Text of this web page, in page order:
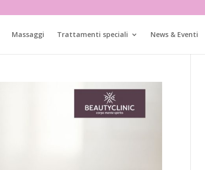
Massaggi Trattamenti speciali News & Eventi